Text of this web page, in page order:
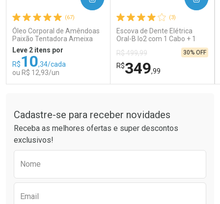
Comprar sem Desconto
Por R$ 66,83/cada
Comprar sem Desconto
Por R$ 66,83/cada
Comprar sem Desconto
Por R$ 41,99/cada
Comprar sem Desconto
Por R$ 41,99/cada
(67)
Óleo Corporal de Amêndoas
Paixão Tentadora Ameixa
Rubi 100ml
Leve 2 itens por
R$10,34/cada
ou R$ 12,93/un
Laboratório
Por Menos
(3)
Escova de Dente Elétrica
Oral-B Io2 com 1 Cabo + 1
R$ 499,99
R$349,99
30% OFF
Laboratório
Por Menos
Cadastre-se para receber novidades
Receba as melhores ofertas e super descontos
exclusivos!
Nome
Email